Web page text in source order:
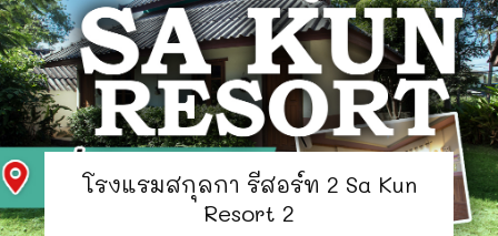
โรงแรมสกุลกา รีสอร์ท 2 Sa Kun
Resort 2